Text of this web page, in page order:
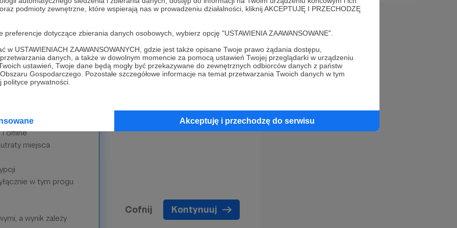
podmioty zewnętrzne, które wspierają nas w prowadzeniu działalności, kliknij AKCEPTUJĘ I PRZECHODZĘ
dotyczące zbierania danych osobowych, wybierz opcję "USTAWIENIA ZAAWANSOWANE".
w USTAWIENIACH ZAAWANSOWANYCH, gdzie jest także opisane Twoje prawo żądania dostępu,
danych, a także w dowolnym momencie za pomocą ustawień Twojej przeglądarki w urządzeniu
ustawień, Twoje dane będą mogły być przekazywane do zewnętrznych odbiorców danych z państw
Gospodarczego. Pozostałe szczegółowe informacje na temat przetwarzania Twoich danych w tym
prywatności.
Akceptuję i przechodzę do serwisu
nagrody odbiera
mediach
budżet ligi, w tym
ligi
i offline
miejsca
w tym progu
a wynik zależy
Cofnij Kontynuuj